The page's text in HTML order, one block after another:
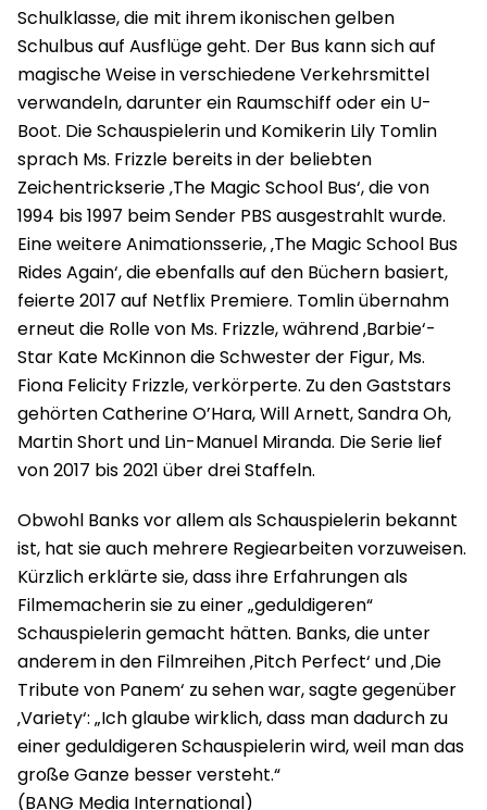
Schulklasse, die mit ihrem ikonischen gelben
Schulbus auf Ausflüge geht. Der Bus kann sich auf
magische Weise in verschiedene Verkehrsmittel
verwandeln, darunter ein Raumschiff oder ein U-
Boot. Die Schauspielerin und Komikerin Lily Tomlin
sprach Ms. Frizzle bereits in der beliebten
Zeichentrickserie ‚The Magic School Bus‘, die von
1994 bis 1997 beim Sender PBS ausgestrahlt wurde.
Eine weitere Animationsserie, ‚The Magic School Bus
Rides Again‘, die ebenfalls auf den Büchern basiert,
feierte 2017 auf Netflix Premiere. Tomlin übernahm
erneut die Rolle von Ms. Frizzle, während ‚Barbie‘-
Star Kate McKinnon die Schwester der Figur, Ms.
Fiona Felicity Frizzle, verkörperte. Zu den Gaststars
gehörten Catherine O’Hara, Will Arnett, Sandra Oh,
Martin Short und Lin-Manuel Miranda. Die Serie lief
von 2017 bis 2021 über drei Staffeln.
Obwohl Banks vor allem als Schauspielerin bekannt
ist, hat sie auch mehrere Regiearbeiten vorzuweisen.
Kürzlich erklärte sie, dass ihre Erfahrungen als
Filmemacherin sie zu einer „geduldigeren“
Schauspielerin gemacht hätten. Banks, die unter
anderem in den Filmreihen ‚Pitch Perfect‘ und ‚Die
Tribute von Panem‘ zu sehen war, sagte gegenüber
‚Variety‘: „Ich glaube wirklich, dass man dadurch zu
einer geduldigeren Schauspielerin wird, weil man das
große Ganze besser versteht.“